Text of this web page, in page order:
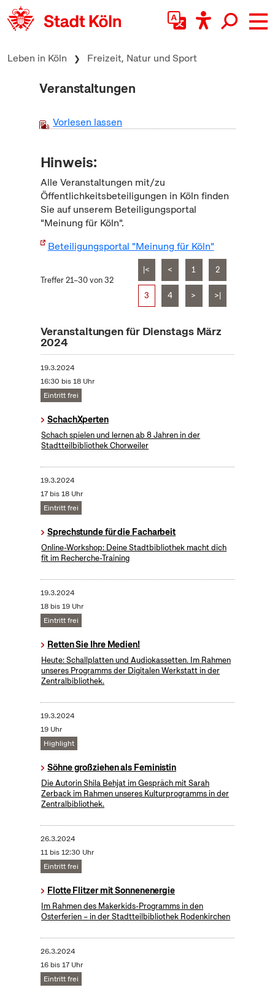
zum Inhalt springen
Leben in Köln Freizeit, Natur und Sport
Veranstaltungen
Vorlesen lassen
Hinweis:
Alle Veranstaltungen mit/zu
Öffentlichkeitsbeteiligungen in Köln finden
Sie auf unserem Beteiligungsportal
"Meinung für Köln".
Beteiligungsportal "Meinung für Köln"
Treffer 21–30 von 32
|< < 1 2
3 4 > >|
Veranstaltungen für Dienstags März
2024
19.3.2024
16:30 bis 18 Uhr
Eintritt frei
SchachXperten
Schach spielen und lernen ab 8 Jahren in der
Stadtteilbibliothek Chorweiler
19.3.2024
17 bis 18 Uhr
Eintritt frei
Sprechstunde für die Facharbeit
Online-Workshop: Deine Stadtbibliothek macht dich
fit im Recherche-Training
19.3.2024
18 bis 19 Uhr
Eintritt frei
Retten Sie Ihre Medien!
Heute: Schallplatten und Audiokassetten. Im Rahmen
unseres Programms der Digitalen Werkstatt in der
Zentralbibliothek.
19.3.2024
19 Uhr
Highlight
Söhne großziehen als Feministin
Die Autorin Shila Behjat im Gespräch mit Sarah
Zerback im Rahmen unseres Kulturprogramms in der
Zentralbibliothek.
26.3.2024
11 bis 12:30 Uhr
Eintritt frei
Flotte Flitzer mit Sonnenenergie
Im Rahmen des Makerkids-Programms in den
Osterferien – in der Stadtteilbibliothek Rodenkirchen
26.3.2024
16 bis 17 Uhr
Eintritt frei